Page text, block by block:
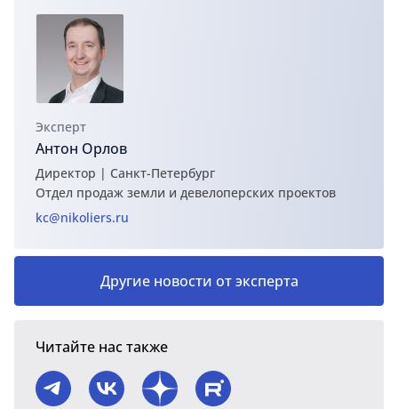
Эксперт
Антон Орлов
Директор | Санкт-Петербург
Отдел продаж земли и девелоперских проектов
kc@nikoliers.ru
Другие новости от эксперта
Читайте нас также